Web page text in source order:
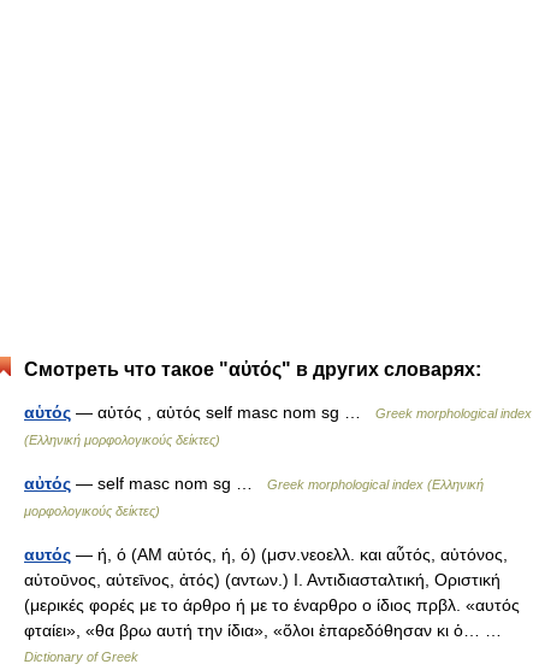
Смотреть что такое "αὐτός" в других словарях:
αὑτός — αὐτός , αὐτός self masc nom sg …
Greek morphological index
(Ελληνική μορφολογικούς δείκτες)
αὐτός — self masc nom sg …
Greek morphological index (Ελληνική
μορφολογικούς δείκτες)
αυτός — ή, ό (AM αὐτός, ή, ό) (μσν.νεοελλ. και αὖτός, αὐτόνος,
αὐτοῡνος, αὐτεῑνος, ἀτός) (αντων.) Ι. Αντιδιασταλτική, Οριστική
(μερικές φορές με το άρθρο ή με το έναρθρο ο ίδιος πρβλ. «αυτός
φταίει», «θα βρω αυτή την ίδια», «ὅλοι ἐπαρεδόθησαν κι ὁ… …
Dictionary of Greek